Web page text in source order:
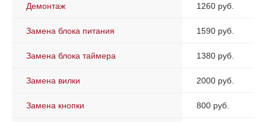
Демонтаж 1260 руб.
Замена блока питания 1590 руб.
Замена блока таймера 1380 руб.
Замена вилки 2000 руб.
Замена кнопки 800 руб.